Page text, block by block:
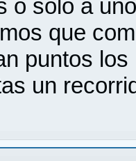
o solo a
que
puntos
un